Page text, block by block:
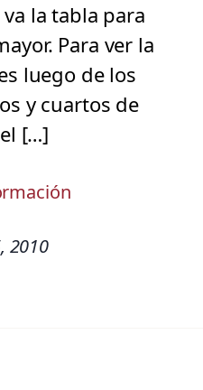
la tabla para
Para ver la
luego de los
y cuartos de
[…]
2010